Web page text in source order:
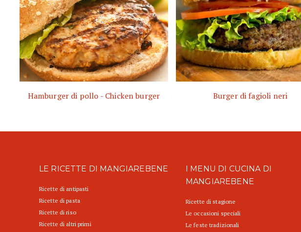
Hamburger di pollo - Chicken burger Burger di fagioli neri
LE RICETTE DI MANGIAREBENE
Ricette di antipasti
Ricette di pasta
Ricette di riso
Ricette di altri primi
I MENU DI CUCINA DI
MANGIAREBENE
Ricette di stagione
Le occasioni speciali
Le feste tradizionali